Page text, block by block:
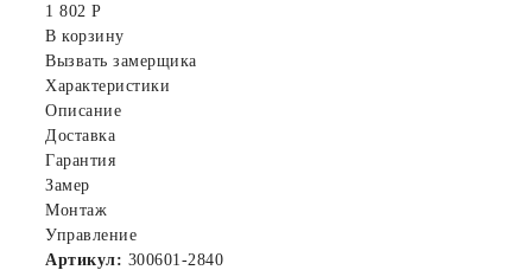
1 802 Р
В корзину
Вызвать замерщика
Характеристики
Описание
Доставка
Гарантия
Замер
Монтаж
Управление
Артикул: 300601-2840